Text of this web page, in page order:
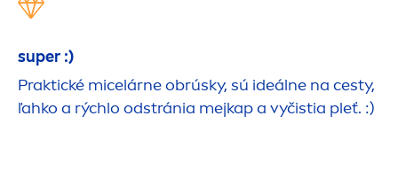
super :)
Praktické micelárne obrúsky, sú ideálne na cesty,
ľahko a rýchlo odstránia mejkap a vyčistia pleť. :)